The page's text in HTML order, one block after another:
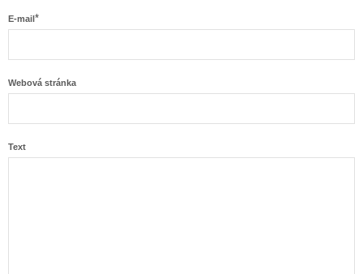
E-mail*
Webová stránka
Text